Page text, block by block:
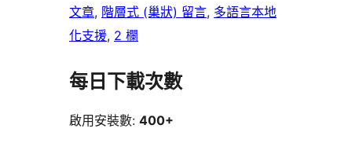
文章, 階層式 (巢狀) 留言, 多語言本地
化支援, 2 欄
每日下載次數
啟用安裝數: 400+